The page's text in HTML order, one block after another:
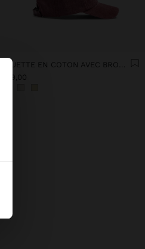
CASQUETTE EN COTON AVEC BRODERIE
329,00